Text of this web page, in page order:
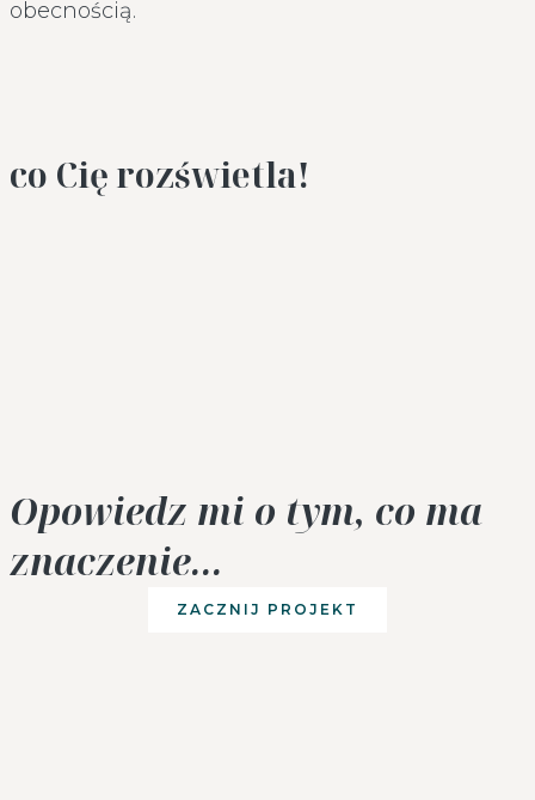
obecnością.
co Cię rozświetla!
Opowiedz mi o tym, co ma
znaczenie...
ZACZNIJ PROJEKT